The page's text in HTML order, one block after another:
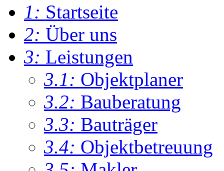
1: Startseite
2: Über uns
3: Leistungen
3.1: Objektplaner
3.2: Bauberatung
3.3: Bauträger
3.4: Objektbetreuung